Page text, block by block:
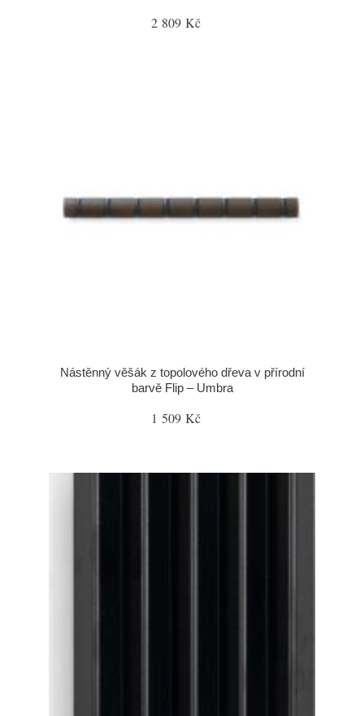
2 809 Kč
Nástěnný věšák z topolového dřeva v přírodní
barvě Flip – Umbra
1 509 Kč